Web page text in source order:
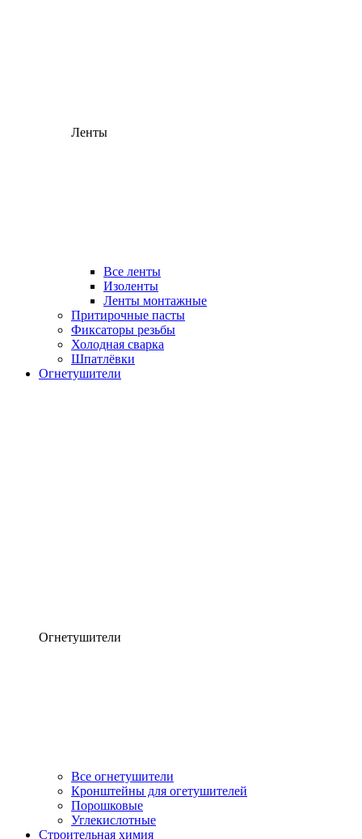
Ленты
Все ленты
Изоленты
Ленты монтажные
Притирочные пасты
Фиксаторы резьбы
Холодная сварка
Шпатлёвки
Огнетушители
Огнетушители
Все огнетушители
Кронштейны для огетушителей
Порошковые
Углекислотные
Строительная химия